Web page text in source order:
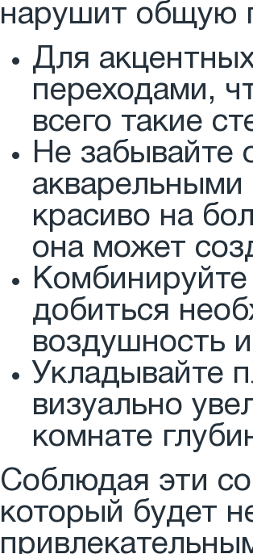
нарушит общую
Для
переходами,
всего такие
Не забывайте
акварельными
красиво на
она может
добиться
воздушность
Укладывайте
визуально
комнате
Соблюдая эти
который будет